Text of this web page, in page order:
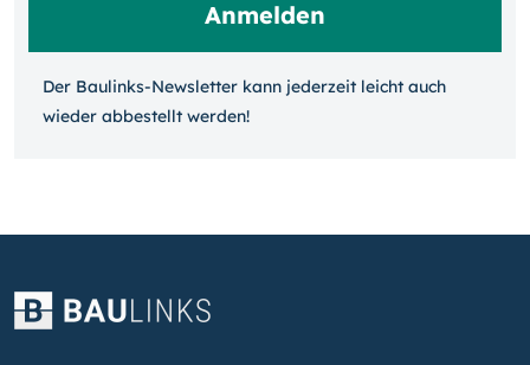
Der Baulinks-Newsletter kann jeder­zeit leicht auch
wieder ab­bestellt werden!